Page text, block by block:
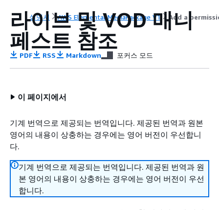
설명서 AWS Elemental MediaPackage V1 Add a
라이브 및 VOD 매니
페스트 참조
PDF RSS Markdown 포커스 모드
이 페이지에서
기계 번역으로 제공되는 번역입니다. 제공된 번역과 원본
영어의 내용이 상충하는 경우에는 영어 버전이 우선합니
다.
기계 번역으로 제공되는 번역입니다. 제공된 번역과 원
본 영어의 내용이 상충하는 경우에는 영어 버전이 우선
합니다.